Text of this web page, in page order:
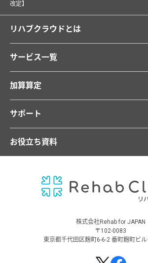
改定】
リハブクラウドとは
サービス一覧
加算算定
サポート
お役立ち資料
株式会社Rehab for JAPAN
〒102-0083
東京都千代田区麹町6-6-2 番町麹町ビル